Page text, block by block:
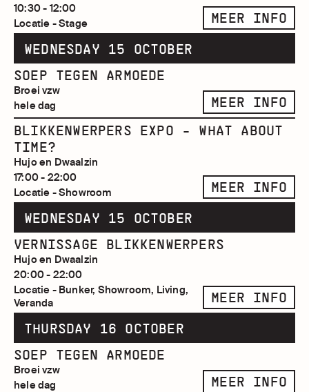
10:30 - 12:00
Locatie - Stage
MEER INFO
WEDNESDAY 15 OCTOBER
SOEP TEGEN ARMOEDE
Broei vzw
hele dag
MEER INFO
BLIKKENWERPERS EXPO - WHAT ABOUT
TIME?
Hujo en Dwaalzin
17:00 - 22:00
Locatie - Showroom
MEER INFO
WEDNESDAY 15 OCTOBER
VERNISSAGE BLIKKENWERPERS
Hujo en Dwaalzin
20:00 - 22:00
Locatie - Bunker, Showroom, Living,
Veranda
MEER INFO
THURSDAY 16 OCTOBER
SOEP TEGEN ARMOEDE
Broei vzw
hele dag
MEER INFO